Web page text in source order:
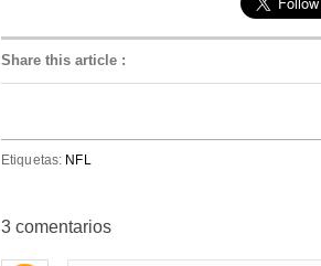
Share this article :
Etiquetas: NFL
3 comentarios